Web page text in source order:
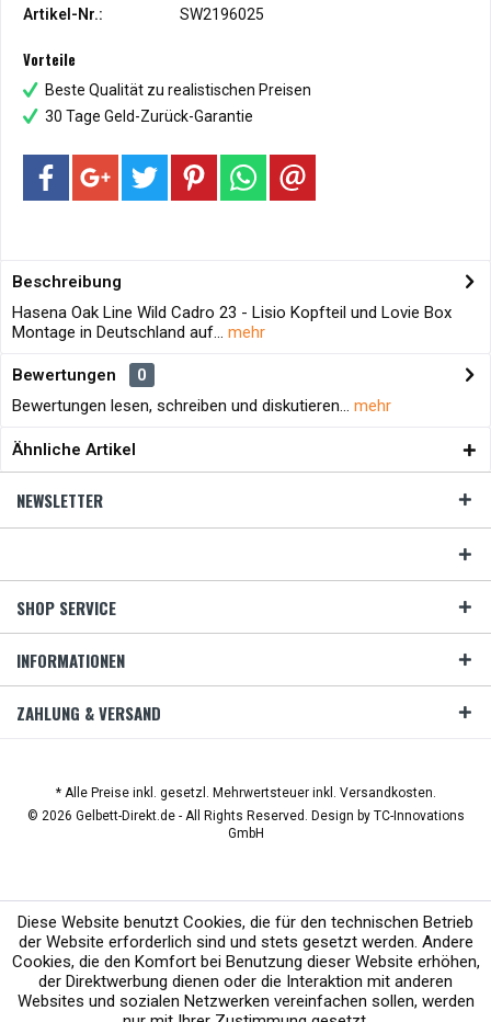
Artikel-Nr.: SW2196025
Vorteile
Beste Qualität zu realistischen Preisen
30 Tage Geld-Zurück-Garantie
Beschreibung
Hasena Oak Line Wild Cadro 23 - Lisio Kopfteil und Lovie Box
Montage in Deutschland auf... mehr
Bewertungen
0
Bewertungen lesen, schreiben und diskutieren... mehr
Ähnliche Artikel
NEWSLETTER
SHOP SERVICE
INFORMATIONEN
ZAHLUNG & VERSAND
* Alle Preise inkl. gesetzl. Mehrwertsteuer inkl. Versandkosten.
© 2026 Gelbett-Direkt.de - All Rights Reserved. Design by TC-Innovations
GmbH
Diese Website benutzt Cookies, die für den technischen Betrieb
der Website erforderlich sind und stets gesetzt werden. Andere
Cookies, die den Komfort bei Benutzung dieser Website erhöhen,
der Direktwerbung dienen oder die Interaktion mit anderen
Websites und sozialen Netzwerken vereinfachen sollen, werden